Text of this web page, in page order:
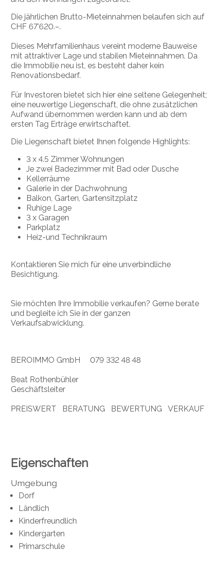
Die jährlichen Brutto-Mieteinnahmen belaufen sich auf
CHF 67'620.–.
Dieses Mehrfamilienhaus vereint moderne Bauweise
mit attraktiver Lage und stabilen Mieteinnahmen. Da
die Immobilie neu ist, es besteht daher kein
Renovationsbedarf.
Für Investoren bietet sich hier eine seltene Gelegenheit;
eine neuwertige Liegenschaft, die ohne zusätzlichen
Aufwand übernommen werden kann und ab dem
ersten Tag Erträge erwirtschaftet.
Die Liegenschaft bietet Ihnen folgende Highlights:
3 x 4.5 Zimmer Wohnungen
Je zwei Badezimmer mit Bad oder Dusche
Kellerräume
Galerie in der Dachwohnung
Balkon, Garten, Gartensitzplatz
Ruhige Lage
3 x Garagen
Parkplatz
Heiz-und Technikraum
Kontaktieren Sie mich für eine unverbindliche
Besichtigung.
Sie möchten Ihre Immobilie verkaufen? Gerne berate
und begleite ich Sie in der ganzen
Verkaufsabwicklung.
BEROIMMO GmbH 079 332 48 48
Beat Rothenbühler
Geschäftsleiter
PREISWERT BERATUNG BEWERTUNG VERKAUF
Eigenschaften
Umgebung
Dorf
Ländlich
Kinderfreundlich
Kindergarten
Primarschule